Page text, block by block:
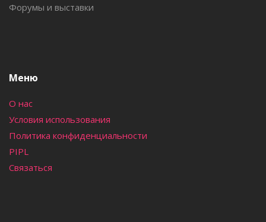
Форумы и выставки
Меню
О нас
Условия использования
Политика конфиденциальности
PIPL
Связаться